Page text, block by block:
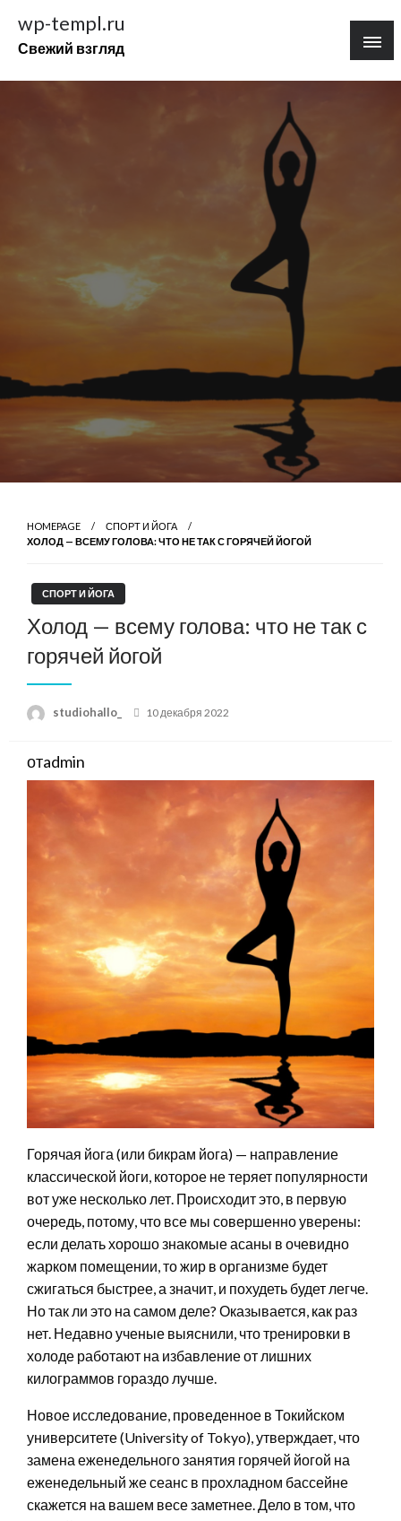
содержимому
wp-templ.ru
Свежий взгляд
HOMEPAGE
СПОРТ И ЙОГА
ХОЛОД — ВСЕМУ ГОЛОВА: ЧТО НЕ ТАК С ГОРЯЧЕЙ ЙОГОЙ
СПОРТ И ЙОГА
Холод — всему голова: что не так с
горячей йогой
studiohallo_
Posted
10 декабря 2022
отadmin
Горячая йога (или бикрам йога) — направление
классической йоги, которое не теряет популярности
вот уже несколько лет. Происходит это, в первую
очередь, потому, что все мы совершенно уверены:
если делать хорошо знакомые асаны в очевидно
жарком помещении, то жир в организме будет
сжигаться быстрее, а значит, и похудеть будет легче.
Но так ли это на самом деле? Оказывается, как раз
нет. Недавно ученые выяснили, что тренировки в
холоде работают на избавление от лишних
килограммов гораздо лучше.
Новое исследование, проведенное в Токийском
университете (University of Tokyo), утверждает, что
замена еженедельного занятия горячей йогой на
еженедельный же сеанс в прохладном бассейне
скажется на вашем весе заметнее. Дело в том, что